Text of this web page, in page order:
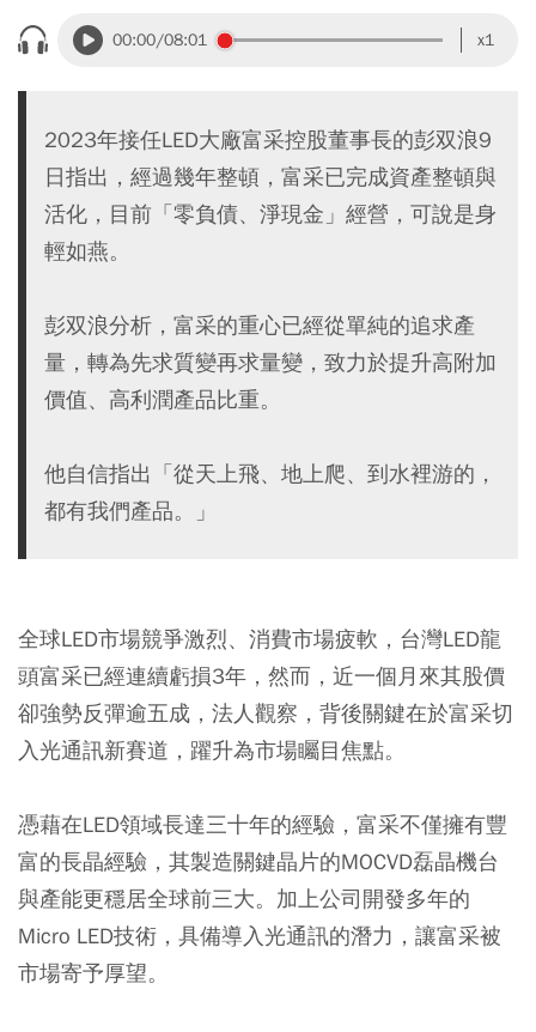
00:00/08:01 x1
2023年接任LED大廠富采控股董事長的彭双浪9
日指出，經過幾年整頓，富采已完成資產整頓與
活化，目前「零負債、淨現金」經營，可說是身
輕如燕。
彭双浪分析，富采的重心已經從單純的追求產
量，轉為先求質變再求量變，致力於提升高附加
價值、高利潤產品比重。
他自信指出「從天上飛、地上爬、到水裡游的，
都有我們產品。」
全球LED市場競爭激烈、消費市場疲軟，台灣LED龍
頭富采已經連續虧損3年，然而，近一個月來其股價
卻強勢反彈逾五成，法人觀察，背後關鍵在於富采切
入光通訊新賽道，躍升為市場矚目焦點。
憑藉在LED領域長達三十年的經驗，富采不僅擁有豐
富的長晶經驗，其製造關鍵晶片的MOCVD磊晶機台
與產能更穩居全球前三大。加上公司開發多年的
Micro LED技術，具備導入光通訊的潛力，讓富采被
市場寄予厚望。